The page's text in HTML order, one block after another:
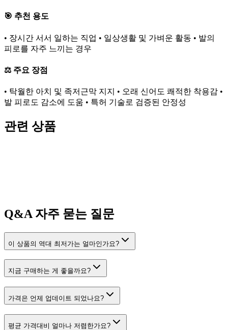
🎯 추천 용도
• 장시간 서서 일하는 직업 • 일상생활 및 가벼운 활동 • 발의
피로를 자주 느끼는 경우
⚖️ 주요 장점
• 탁월한 아치 및 족저근막 지지 • 오래 신어도 쾌적한 착용감 •
발 피로도 감소에 도움 • 특허 기술로 검증된 안정성
관련 상품
Q&A 자주 묻는 질문
이 상품의 역대 최저가는 얼마인가요?
지금 구매하는 게 좋을까요?
가격은 언제 업데이트 되었나요?
평균 가격대비 얼마나 저렴한가요?